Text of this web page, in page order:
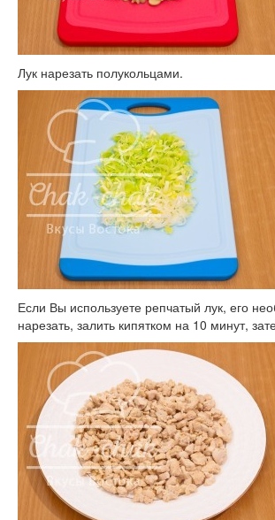
Лук нарезать полукольцами.
Если Вы используете репчатый лук, его
нарезать, залить кипятком на 10 минут,